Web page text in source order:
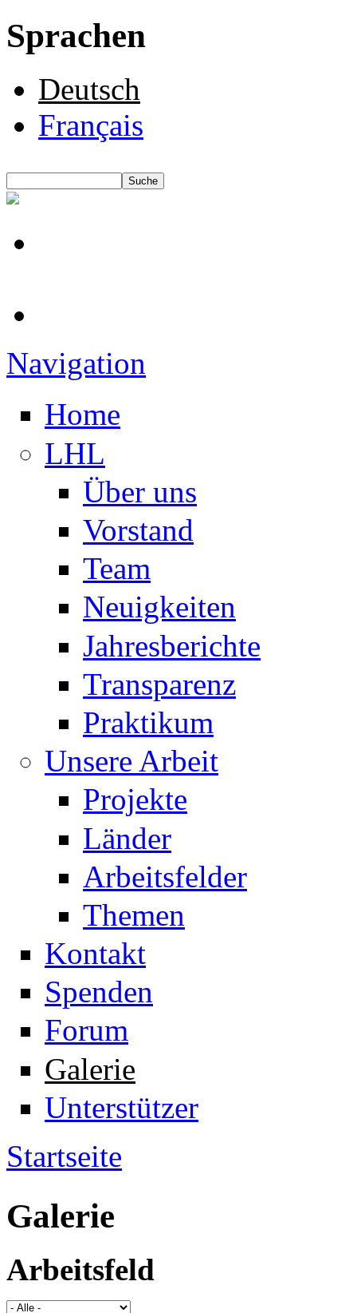
Sprachen
Deutsch
Français
Navigation
Home
LHL
Über uns
Vorstand
Team
Neuigkeiten
Jahresberichte
Transparenz
Praktikum
Unsere Arbeit
Projekte
Länder
Arbeitsfelder
Themen
Kontakt
Spenden
Forum
Galerie
Unterstützer
Sie sind hier
Startseite
Galerie
Arbeitsfeld